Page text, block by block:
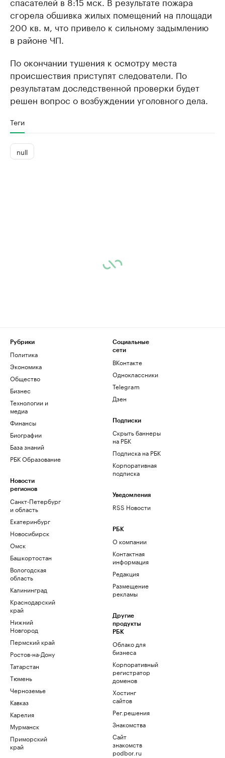
сгорела обшивка жилых помещений на площади
200 кв. м, что привело к сильному задымлению
в районе ЧП.
По окончании тушения к осмотру места
происшествия приступят следователи. По
результатам доследственной проверки будет
решен вопрос о возбуждении уголовного дела.
Теги
null
Рубрики
Политика
Экономика
Общество
Бизнес
Технологии и
медиа
Финансы
Биографии
База знаний
РБК Образование
Новости
регионов
Санкт-Петербург
и область
Екатеринбург
Новосибирск
Омск
Башкортостан
Вологодская
область
Калининград
Краснодарский
край
Нижний
Новгород
Пермский край
Ростов-на-Дону
Татарстан
Тюмень
Черноземье
Кавказ
Карелия
Мурманск
Приморский
край
Социальные
сети
ВКонтакте
Одноклассники
Telegram
Дзен
Подписки
Скрыть баннеры
на РБК
Подписка на РБК
Корпоративная
подписка
Уведомления
RSS Новости
РБК
О компании
Контактная
информация
Редакция
Размещение
рекламы
Другие
продукты
РБК
Облако для
бизнеса
Корпоративный
регистратор
доменов
Хостинг
сайтов
Рег.решения
Знакомства
Сайт
знакомств
podbor.ru